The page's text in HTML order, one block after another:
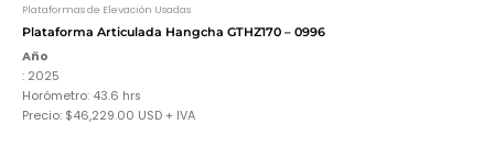
Plataformas de Elevación Usadas
Plataforma Articulada Hangcha GTHZ170 – 0996
Año
: 2025
Horómetro: 43.6 hrs
Precio: $46,229.00 USD + IVA